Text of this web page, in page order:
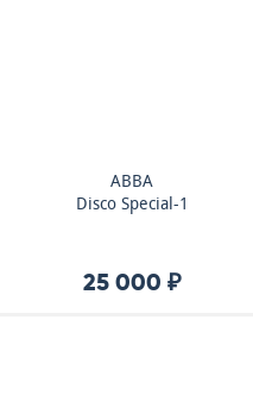
ABBA
Disco Special-1
25 000 ₽